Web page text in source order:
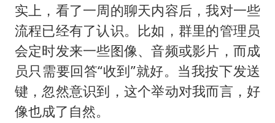
实上，看了一周的聊天内容后，我对一些
流程已经有了认识。比如，群里的管理员
会定时发来一些图像、音频或影片，而成
员只需要回答“收到”就好。当我按下发送
键，忽然意识到，这个举动对我而言，好
像也成了自然。